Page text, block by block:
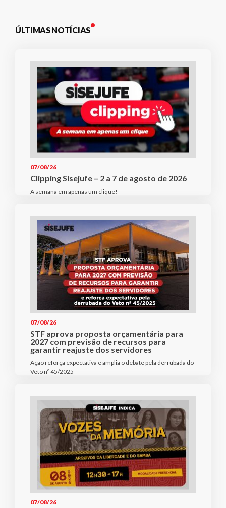
ÚLTIMAS NOTÍCIAS
07/08/26
Clipping Sisejufe – 2 a 7 de agosto de 2026
A semana em apenas um clique!
07/08/26
STF aprova proposta orçamentária para
2027 com previsão de recursos para
garantir reajuste dos servidores
Ação reforça expectativa e amplia o debate pela derrubada do
Veto nº 45/2025
07/08/26